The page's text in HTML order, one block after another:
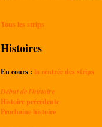
Tous les strips
Histoires
En cours : la rentrée des strips
Début de l'histoire
Histoire précédente
Prochaine histoire